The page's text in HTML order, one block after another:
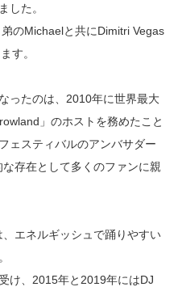
した。
のMichaelと共にDimitri Vegas
す。
ったのは、2010年に世界最大
」のホストを務めたこと
ェスティバルのアンバサダー
存在として多くのファンに親
エネルギッシュで踊りやすい
け、2015年と2019年にはDJ